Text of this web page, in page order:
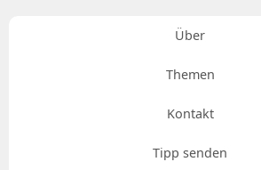
Über
Themen
Kontakt
Tipp senden